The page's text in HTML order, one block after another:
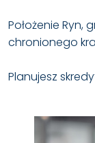
Położenie Ryn,
chronionego
Planujesz